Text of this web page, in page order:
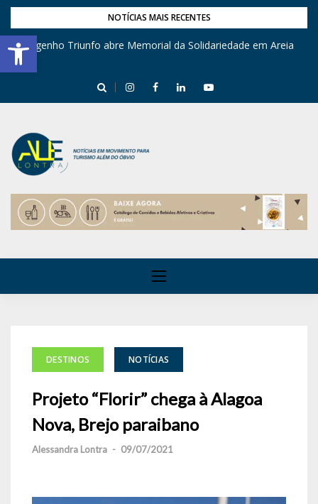
Barra de Ferramentas Aberta
NOTÍCIAS MAIS RECENTES
Engenho Triunfo abre Memorial da Solidariedade em Areia
DESTINOS NOTÍCIAS
Projeto “Florir” chega à Alagoa
Nova, Brejo paraibano
Alessandra Lontra - 09/07/2021